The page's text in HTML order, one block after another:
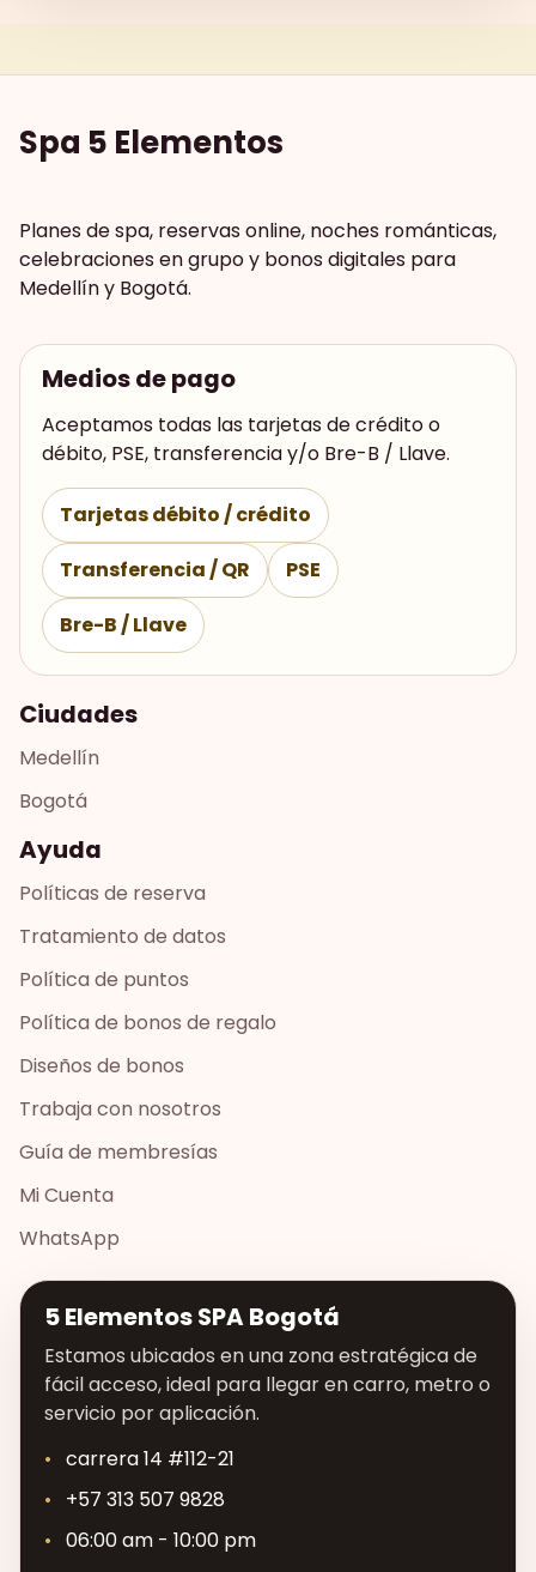
Spa 5 Elementos
Planes de spa, reservas online, noches románticas,
celebraciones en grupo y bonos digitales para
Medellín y Bogotá.
Medios de pago
Aceptamos todas las tarjetas de crédito o
débito, PSE, transferencia y/o Bre-B / Llave.
Tarjetas débito / crédito
Transferencia / QR
PSE
Bre-B / Llave
Ciudades
Medellín
Bogotá
Ayuda
Políticas de reserva
Tratamiento de datos
Política de puntos
Política de bonos de regalo
Diseños de bonos
Trabaja con nosotros
Guía de membresías
Mi Cuenta
WhatsApp
5 Elementos SPA Bogotá
Estamos ubicados en una zona estratégica de
fácil acceso, ideal para llegar en carro, metro o
servicio por aplicación.
carrera 14 #112-21
+57 313 507 9828
06:00 am - 10:00 pm